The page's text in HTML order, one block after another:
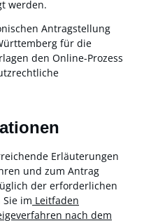
werden.
Antragstellung
für die
den Online-Prozess
Erläuterungen
und zum Antrag
der erforderlichen
im Leitfaden
nach dem